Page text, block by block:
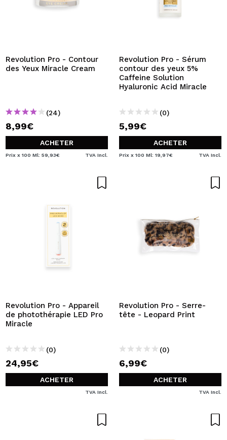
Revolution Pro - Contour
des Yeux Miracle Cream
(24)
8,99€
ACHETER
Prix x 100 Ml: 59,93€ TVA Incl.
Revolution Pro - Sérum
contour des yeux 5%
Caffeine Solution
Hyaluronic Acid Miracle
(0)
5,99€
ACHETER
Prix x 100 Ml: 19,97€ TVA Incl.
Revolution Pro - Appareil
de photothérapie LED Pro
Miracle
(0)
24,95€
ACHETER
TVA Incl.
Revolution Pro - Serre-
tête - Leopard Print
(0)
6,99€
ACHETER
TVA Incl.